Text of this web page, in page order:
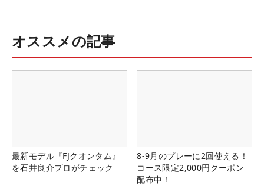
オススメの記事
最新モデル『FJクオンタム』
を石井良介プロがチェック
8-9月のプレーに2回使える！
コース限定2,000円クーポン
配布中！